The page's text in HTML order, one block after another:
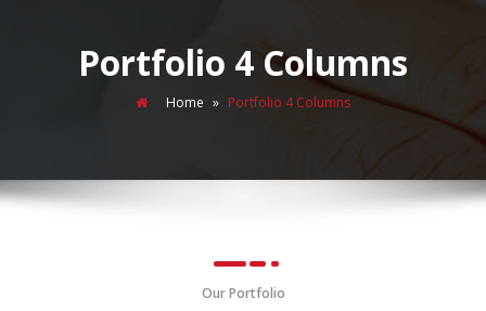
Portfolio 4 Columns
Home » Portfolio 4 Columns
Our Portfolio